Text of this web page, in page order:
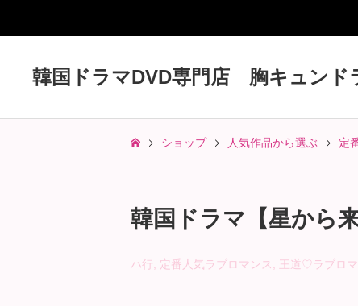
韓国ドラマDVD専門店 胸キュンド
ショップ 人気作品から選ぶ 定
韓国ドラマ【星から
ハ行 定番人気ラブロマンス 王道♡ラブロマ